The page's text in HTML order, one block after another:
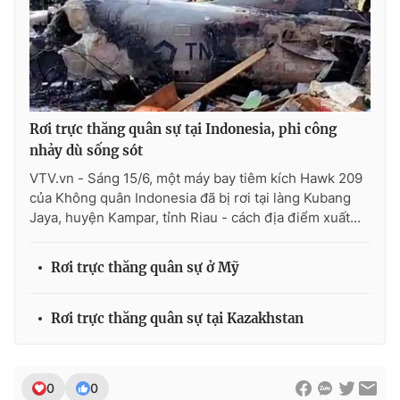
THỜI BÁO VTV
Theo dõi báo trên
Cơ quan chủ quản:Đài Truyền hình Việt Nam
Giấy phép hoạt động báo in và báo điện tử số 483/GP-BTTTT
Tổng Biên tập:Vũ Thanh Thủy
Tổng đài VTV: 024.38 355 931 - 024.38 355 932
Rơi trực thăng quân sự tại Indonesia, phi công
nhảy dù sống sót
VTV.vn - Sáng 15/6, một máy bay tiêm kích Hawk 209
của Không quân Indonesia đã bị rơi tại làng Kubang
Jaya, huyện Kampar, tỉnh Riau - cách địa điểm xuất...
Rơi trực thăng quân sự ở Mỹ
Rơi trực thăng quân sự tại Kazakhstan
0 0